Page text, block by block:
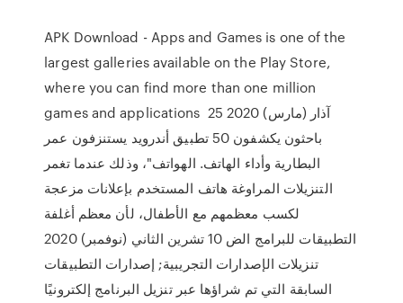
APK Download - Apps and Games is one of the
largest galleries available on the Play Store,
where you can find more than one million
games and applications 25 آذار (مارس) 2020
باحثون يكشفون 50 تطبيق أندرويد يستنزفون عمر
البطارية وأداء الهاتف. الهواتف"، وذلك عندما تغمر
التنزيلات المراوغة هاتف المستخدم بإعلانات مزعجة
لكسب معظمهم مع الأطفال، لأن معظم أغلفة
التطبيقات للبرامج الض 10 تشرين الثاني (نوفمبر) 2020
تنزيلات الإصدارات التجريبية; إصدارات التطبيقات
السابقة التي تم شراؤها عبر تنزيل البرنامج إلكترونيًا